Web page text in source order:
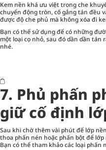
Kem nền khá ưu việt trong che
chuyển động tròn, cố gắng tán đều
được độ che phủ mà không xóa đi
Bạn có thể sử dụng để có những
một loại cọ nhỏ, sau đó dần dần tán
nhé.
7. Phủ phấn
giữ cố định
Sau khi chờ thêm vài phút để lớp
thoa phấn nén hoặc phấn bột để
Bạn có thể tham khảo các loại phấn